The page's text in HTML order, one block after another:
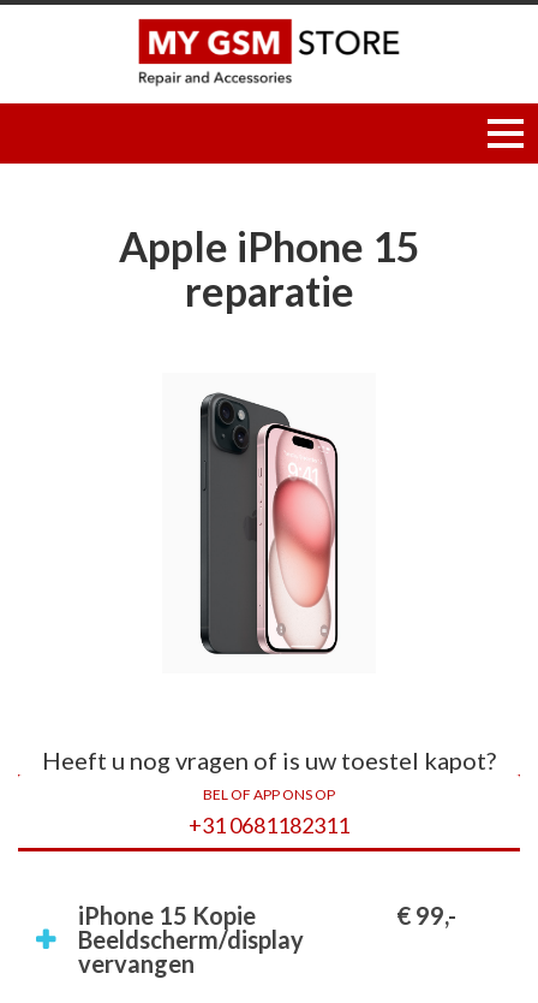
Apple iPhone 15
reparatie
Heeft u nog vragen of is uw toestel kapot?
BEL OF APP ONS OP
+31 0681182311
iPhone 15 Kopie
Beeldscherm/display
vervangen
€ 99,-